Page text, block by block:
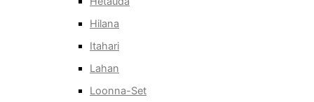
Hilana
Itahari
Lahan
Loonna-Set